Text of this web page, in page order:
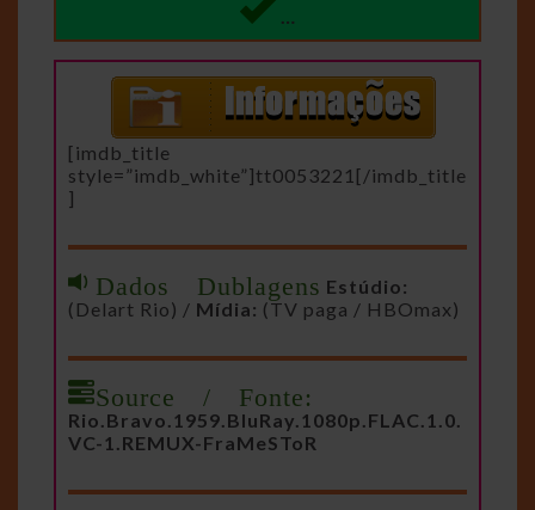
…
[imdb_title
style=”imdb_white”]tt0053221[/imdb_title
]
Dados Dublagens Estúdio:
(Delart Rio) / Mídia: (TV paga / HBOmax)
Source / Fonte:
Rio.Bravo.1959.BluRay.1080p.FLAC.1.0.
VC-1.REMUX-FraMeSToR